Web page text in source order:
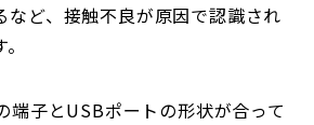
など、接触不良が原因で認識され
端子とUSBポートの形状が合って